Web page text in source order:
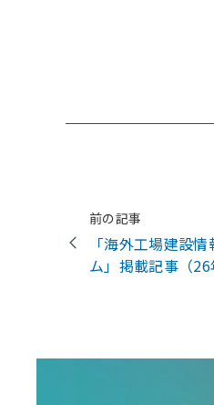
前の記事
「海外工場建設
ム」掲載記事（26